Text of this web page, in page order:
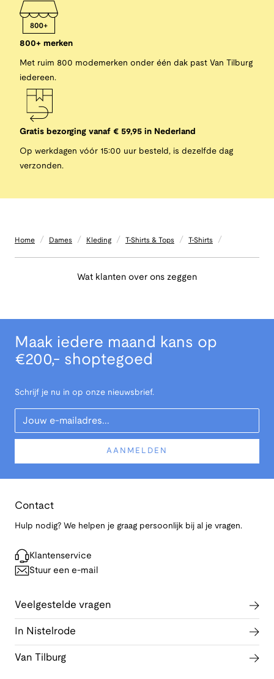
800+ merken
Met ruim 800 modemerken onder één dak past Van Tilburg
iedereen.
Gratis bezorging vanaf € 59,95 in Nederland
Op werkdagen vóór 15:00 uur besteld, is dezelfde dag
verzonden.
Home / Dames / Kleding / T-Shirts & Tops / T-Shirts /
Wat klanten over ons zeggen
Maak iedere maand kans op
€200,- shoptegoed
Schrijf je nu in op onze nieuwsbrief.
Your Email
AANMELDEN
Contact
Hulp nodig? We helpen je graag persoonlijk bij al je vragen.
Klantenservice
Stuur een e-mail
Veelgestelde vragen
In Nistelrode
Van Tilburg